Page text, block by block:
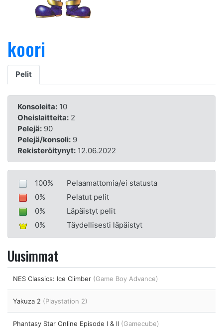
koori
Pelit
Konsoleita:10
Oheislaitteita:2
Pelejä:90
Pelejä/konsoli:9
Rekisteröitynyt:12.06.2022
100%
Pelaamattomia/ei statusta
0%
Pelatut pelit
0%
Läpäistyt pelit
0%
Täydellisesti läpäistyt
Uusimmat
NES Classics: Ice Climber (Game Boy Advance)
Yakuza 2 (Playstation 2)
Phantasy Star Online Episode I & II (Gamecube)